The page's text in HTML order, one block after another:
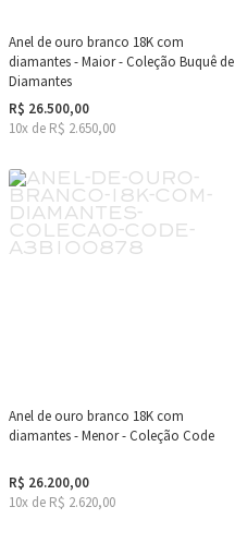
Anel de ouro branco 18K com
diamantes - Maior - Coleção Buquê de
Diamantes
R$ 26.500,00
10x de R$ 2.650,00
Anel de ouro branco 18K com
diamantes - Menor - Coleção Code
R$ 26.200,00
10x de R$ 2.620,00